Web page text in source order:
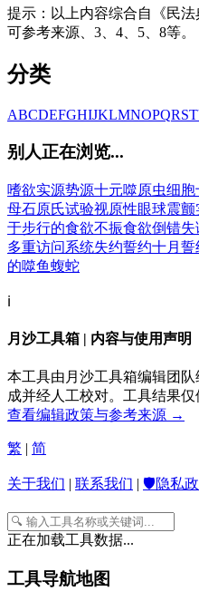
提示：以上内容综合自《民
可参考来源、3、4、5、8等。
分类
ABCDEFGHIJKLMNOPQRST
别人正在浏览...
嗜欲实源势源十元噬原虫细胞
母石原氏试验视原性眼球震颤
于步行的食欲不振食欲倒错失
多重访问系统失约誓约十月 誓
的噬鱼蝮蛇
ℹ️
月沙工具箱 | 内容与使用声明
本工具由月沙工具箱编辑团
成并经人工校对。工具结果
查看编辑政策与参考来源 →
繁 | 简
关于我们 | 联系我们 | 🛡️隐私
正在加载工具数据...
工具导航地图